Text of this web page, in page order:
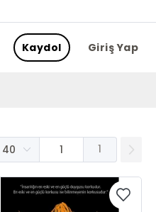
Giriş Yap
Kaydol
1